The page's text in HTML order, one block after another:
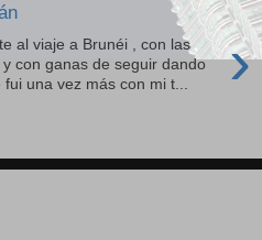
›
al viaje a Brunéi , con las
con ganas de seguir dando
una vez más con mi t...